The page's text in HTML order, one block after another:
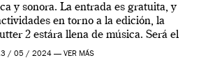
y sonora. La entrada es gratuita, y
en torno a la edición, la
2 estára llena de música. Será el
[…]
/ 05 / 2024 — VER MÁS